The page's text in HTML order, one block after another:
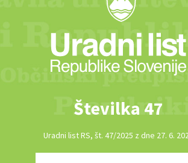
Številka 47
Uradni list RS, št. 47/2025 z dne 27. 6.